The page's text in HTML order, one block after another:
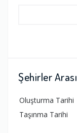
Şehirler
Oluşturma Tarihi
Taşınma Tarihi